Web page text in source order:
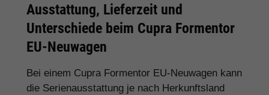
Ausstattung, Lieferzeit und
Unterschiede beim Cupra Formentor
EU-Neuwagen
Bei einem Cupra Formentor EU-Neuwagen kann
die Serienausstattung je nach Herkunftsland